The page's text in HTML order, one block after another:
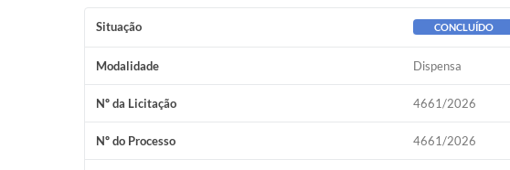
Situação CONCLUÍDO
Modalidade Dispensa
Nº da Licitação 4661/2026
Nº do Processo 4661/2026